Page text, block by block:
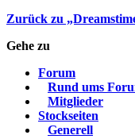
Zurück zu
Gehe zu
Forum
Rund ums
Mitglieder
Stockseiten
Generell